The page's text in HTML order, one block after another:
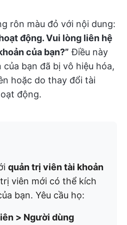
rôn màu đỏ với nội dung:
động. Vui lòng liên hệ
của bạn?” Điều này
bạn đã bị vô hiệu hóa,
hoặc do thay đổi tài
động.
quản trị viên tài khoản
viên mới có thể kích
bạn. Yêu cầu họ:
> Người dùng